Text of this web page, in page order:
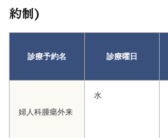
約制)
診療予約名 診療曜日
婦人科腫瘍外来
水